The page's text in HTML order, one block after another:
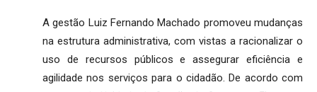
A gestão Luiz Fernando Machado promoveu mudanças
na estrutura administrativa, com vistas a racionalizar o
uso de recursos públicos e assegurar eficiência e
agilidade nos serviços para o cidadão. De acordo com